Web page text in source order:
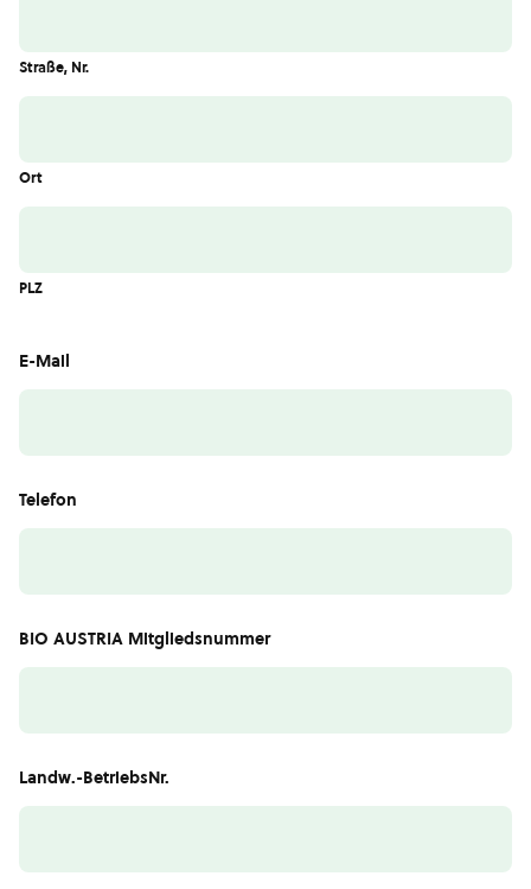
Straße, Nr.
Ort
PLZ
E-Mail
Telefon
BIO AUSTRIA Mitgliedsnummer
Landw.-BetriebsNr.